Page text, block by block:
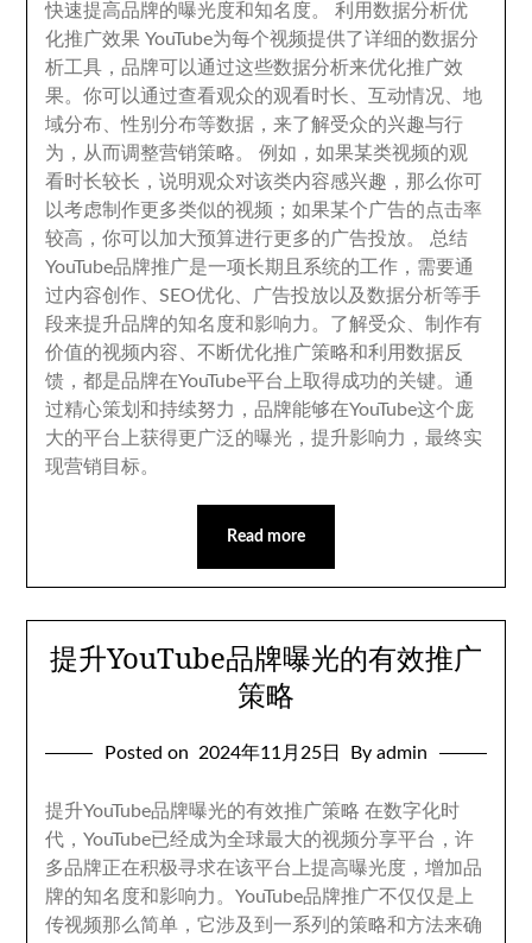
快速提高品牌的曝光度和知名度。利用数据分析优
化推广效果 YouTube为每个视频提供了详细的数据分
析工具 ，品牌可以通过这些数据分析来优化推广效
果。你可以通过查看观众的观看时长 互动情况 、地
域分布 、性别分布等数据 ，来了解受众的兴趣与行
为 ， 从而调整营销策略。例如 ，如果某类视频的观
看时长较长 ，说明观众对该类内容感兴趣 ， 那么你可
以考虑制作更多类似的视频 ；如果某个广告的点击率
较高 ，你可以加大预算进行更多的广告投放。 总结
YouTube品牌推广是一项长期且系统的工作 ， 需要通
过内容创作 、SEO优化
广告投放以及数据分析等手
段来提升品牌的知名度和影响力 。 了解受众 、制作有
价值的视频内容 、不断优化推广策略和利用数据反
馈 ，都是品牌在YouTube平台上取得成功的关键。通
过精心策划和持续努力 ，品牌能够在YouTube这个庞
大的平台上获得更广泛的曝光 ，提升影响力 ，最终实
现营销目标。
Read more
提升YouTube品牌曝光的有效推广
策略
Posted on 2024年11月25日 By admin
提升YouTube品牌曝光的有效推广策略 在数字化时
代 ，YouTube已经成为全球最大的视频分享平台 ，许
多品牌正在积极寻求在该平台上提高曝光度 ，增加品
牌的知名度和影响力 。YouTube品牌推广不仅仅是上
传视频那么简单 ，它涉及到一系列的策略和方法来确